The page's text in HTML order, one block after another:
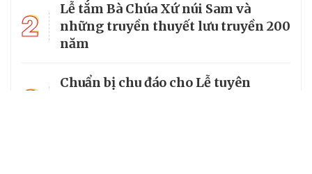
2
Lễ tắm Bà Chúa Xứ núi Sam và
những truyền thuyết lưu truyền 200
năm
3
Chuẩn bị chu đáo cho Lễ tuyên